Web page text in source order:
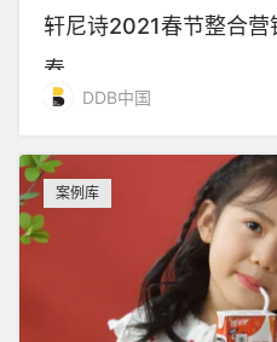
轩尼诗2021春节整合
春
DDB中国
案例库